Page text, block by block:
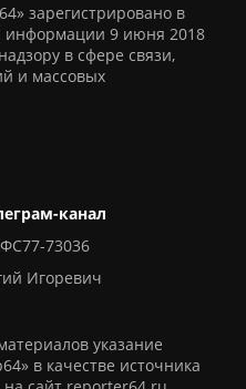
зарегистрировано в
информации 9 июня 2018
в сфере связи,
и массовых
канал
73036
Игоревич
указание
в качестве источника